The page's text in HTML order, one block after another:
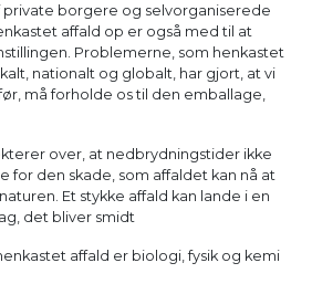
borgere og selvorganiserede
affald op er også med til at
Problemerne, som henkastet
nationalt og globalt, har gjort, at vi
må forholde os til den emballage,
over, at nedbrydningstider ikke
for den skade, som affaldet kan nå at
Et stykke affald kan lande i en
det bliver smidt
affald er biologi, fysik og kemi